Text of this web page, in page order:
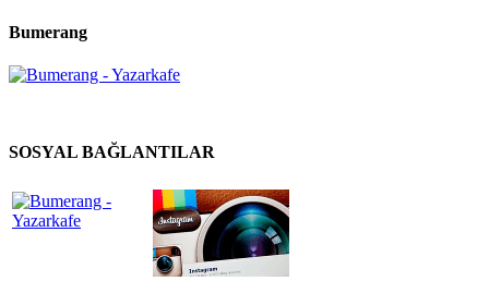
Bumerang
SOSYAL BAĞLANTILAR